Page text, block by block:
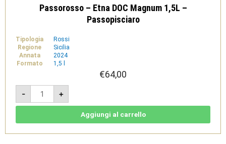
Passorosso – Etna DOC Magnum 1,5L –
Passopisciaro
Tipologia
Rossi
Regione
Sicilia
Annata
2024
Formato
1,5 l
€64,00
-
Passorosso
Etna
DOC
Passopisciaro
+
Aggiungi al carrello